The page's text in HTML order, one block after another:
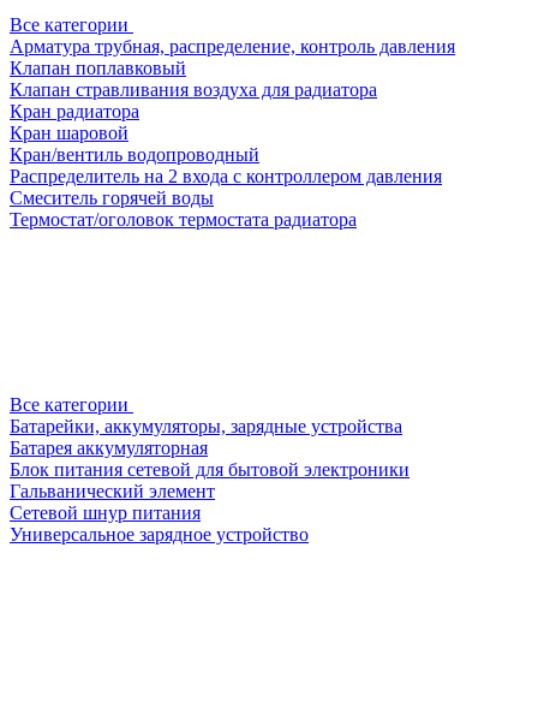
Все категории
Арматура трубная, распределение, контроль давления
Клапан поплавковый
Клапан стравливания воздуха для радиатора
Кран радиатора
Кран шаровой
Кран/вентиль водопроводный
Распределитель на 2 входа с контроллером давления
Смеситель горячей воды
Термостат/оголовок термостата радиатора
Все категории
Батарейки, аккумуляторы, зарядные устройства
Батарея аккумуляторная
Блок питания сетевой для бытовой электроники
Гальванический элемент
Сетевой шнур питания
Универсальное зарядное устройство